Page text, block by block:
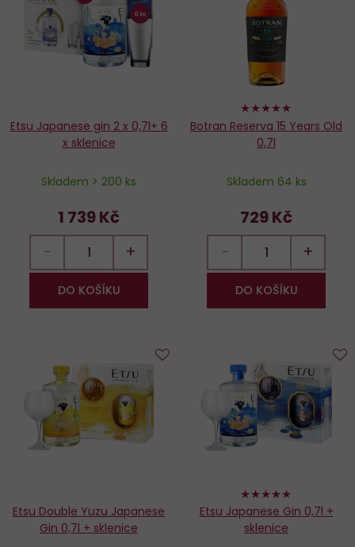
Etsu Japanese gin 2 x 0,7l+ 6
x sklenice
Skladem > 200 ks
1 739 Kč
− +
DO KOŠÍKU
100%
Botran Reserva 15 Years Old
0,7l
Skladem 64 ks
729 Kč
− +
DO KOŠÍKU
Etsu Double Yuzu Japanese
Gin 0,7l + sklenice
100%
Etsu Japanese Gin 0,7l +
sklenice